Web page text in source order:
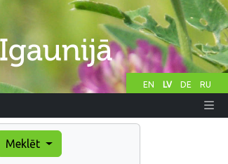
EN LV DE RU
Meklēt